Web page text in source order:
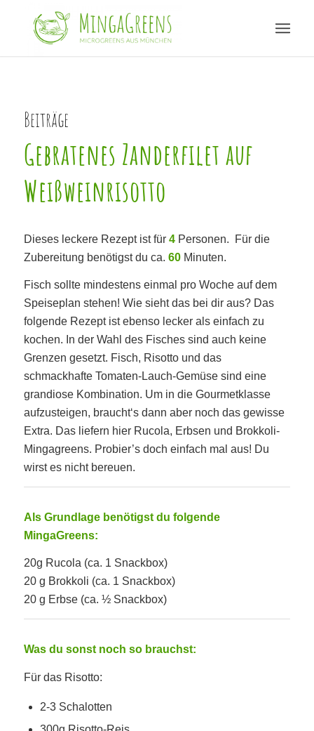
Beiträge
Gebratenes Zanderfilet auf
Weißweinrisotto
Dieses leckere Rezept ist für 4Personen. Für die
Zubereitung benötigst du ca. 60Minuten.
Fisch sollte mindestens einmal pro Woche auf dem
Speiseplan stehen! Wie sieht das bei dir aus? Das
folgende Rezept ist ebenso lecker als einfach zu
kochen. In der Wahl des Fisches sind auch keine
Grenzen gesetzt. Fisch, Risotto und das
schmackhafte Tomaten-Lauch-Gemüse sind eine
grandiose Kombination. Um in die Gourmetklasse
aufzusteigen, braucht‘s dann aber noch das gewisse
Extra. Das liefern hier Rucola, Erbsen und Brokkoli-
Mingagreens. Probier’s doch einfach mal aus! Du
wirst es nicht bereuen.
Als Grundlage benötigst du folgende
MingaGreens:
20g Rucola (ca. 1 Snackbox)
20 g Brokkoli (ca. 1 Snackbox)
20 g Erbse (ca. ½ Snackbox)
Was du sonst noch so brauchst:
Für das Risotto:
2-3 Schalotten